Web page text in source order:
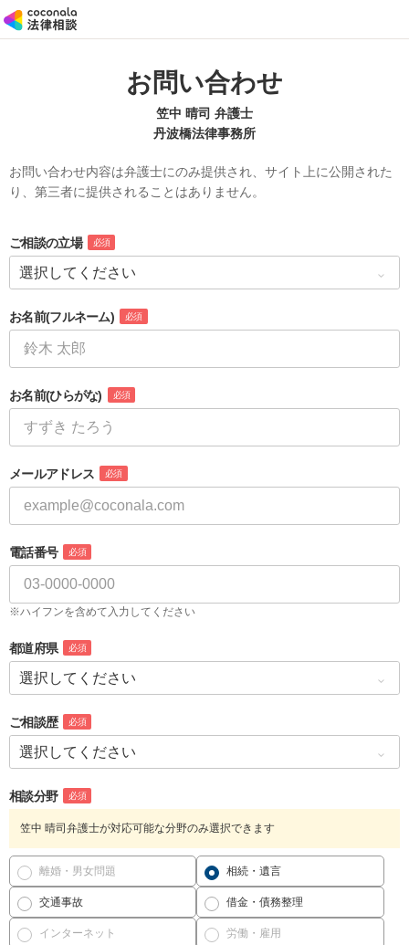
お問い合わせ
笠中 晴司 弁護士
丹波橋法律事務所
お問い合わせ内容は弁護士にのみ提供され、サイト上に公開された
り、第三者に提供されることはありません。
ご相談の立場 必須
お名前(フルネーム) 必須
お名前(ひらがな) 必須
メールアドレス 必須
電話番号 必須
※ハイフンを含めて入力してください
都道府県 必須
ご相談歴 必須
相談分野 必須
笠中 晴司弁護士が対応可能な分野のみ選択できます
離婚・男女問題 相続・遺言
交通事故 借金・債務整理
インターネット 労働・雇用